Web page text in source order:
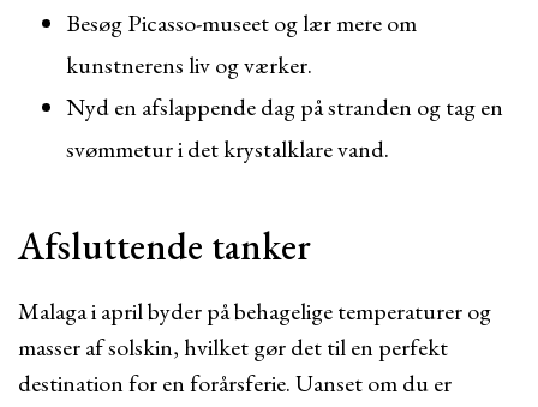
Besøg Picasso-museet og lær mere om
kunstnerens liv og værker.
Nyd en afslappende dag på stranden og tag en
svømmetur i det krystalklare vand.
Afsluttende tanker
Malaga i april byder på behagelige temperaturer og
masser af solskin, hvilket gør det til en perfekt
destination for en forårsferie. Uanset om du er